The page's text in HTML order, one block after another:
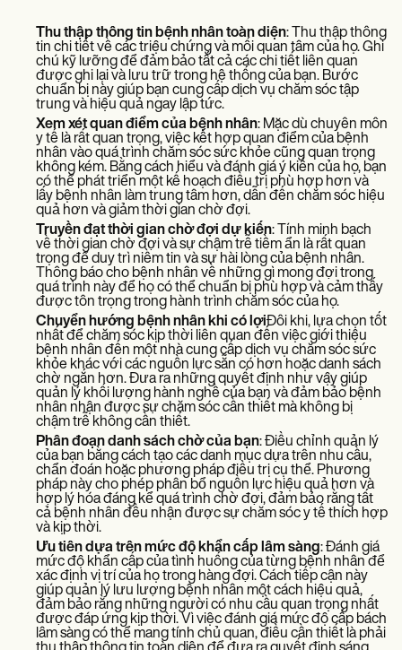
Thu thập thông tin bệnh nhân toàn diện: Thu thập thông
tin chi tiết về các triệu chứng và mối quan tâm của họ. Ghi
chú kỹ lưỡng để đảm bảo tất cả các chi tiết liên quan
được ghi lại và lưu trữ trong hệ thống của bạn. Bước
chuẩn bị này giúp bạn cung cấp dịch vụ chăm sóc tập
trung và hiệu quả ngay lập tức.
Xem xét quan điểm của bệnh nhân: Mặc dù chuyên môn
y tế là rất quan trọng, việc kết hợp quan điểm của bệnh
nhân vào quá trình chăm sóc sức khỏe cũng quan trọng
không kém. Bằng cách hiểu và đánh giá ý kiến của họ, bạn
có thể phát triển một kế hoạch điều trị phù hợp hơn và
lấy bệnh nhân làm trung tâm hơn, dẫn đến chăm sóc hiệu
quả hơn và giảm thời gian chờ đợi.
Truyền đạt thời gian chờ đợi dự kiến: Tính minh bạch
về thời gian chờ đợi và sự chậm trễ tiềm ẩn là rất quan
trọng để duy trì niềm tin và sự hài lòng của bệnh nhân.
Thông báo cho bệnh nhân về những gì mong đợi trong
quá trình này để họ có thể chuẩn bị phù hợp và cảm thấy
được tôn trọng trong hành trình chăm sóc của họ.
Chuyển hướng bệnh nhân khi có lợiĐôi khi, lựa chọn tốt
nhất để chăm sóc kịp thời liên quan đến việc giới thiệu
bệnh nhân đến một nhà cung cấp dịch vụ chăm sóc sức
khỏe khác với các nguồn lực sẵn có hơn hoặc danh sách
chờ ngắn hơn. Đưa ra những quyết định như vậy giúp
quản lý khối lượng hành nghề của bạn và đảm bảo bệnh
nhân nhận được sự chăm sóc cần thiết mà không bị
chậm trễ không cần thiết.
Phân đoạn danh sách chờ của bạn: Điều chỉnh quản lý
của bạn bằng cách tạo các danh mục dựa trên nhu cầu,
chẩn đoán hoặc phương pháp điều trị cụ thể. Phương
pháp này cho phép phân bổ nguồn lực hiệu quả hơn và
hợp lý hóa đáng kể quá trình chờ đợi, đảm bảo rằng tất
cả bệnh nhân đều nhận được sự chăm sóc y tế thích hợp
và kịp thời.
Ưu tiên dựa trên mức độ khẩn cấp lâm sàng: Đánh giá
mức độ khẩn cấp của tình huống của từng bệnh nhân để
xác định vị trí của họ trong hàng đợi. Cách tiếp cận này
giúp quản lý lưu lượng bệnh nhân một cách hiệu quả,
đảm bảo rằng những người có nhu cầu quan trọng nhất
được đáp ứng kịp thời. Vì việc đánh giá mức độ cấp bách
lâm sàng có thể mang tính chủ quan, điều cần thiết là phải